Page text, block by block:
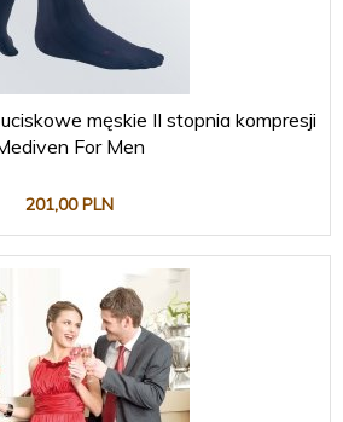
męskie II stopnia kompresji
For Men
201,00 PLN